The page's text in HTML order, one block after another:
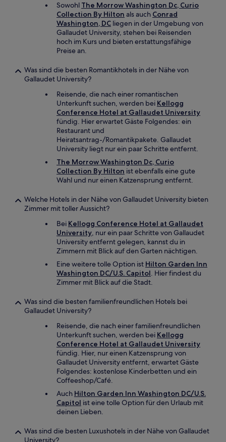
Sowohl The Morrow Washington Dc, Curio
Collection By Hilton als auch Conrad
Washington, DC liegen in der Umgebung von
Gallaudet University, stehen bei Reisenden
hoch im Kurs und bieten erstattungsfähige
Preise an.
Was sind die besten Romantikhotels in der Nähe von
Gallaudet University?
Reisende, die nach einer romantischen
Unterkunft suchen, werden bei Kellogg
Conference Hotel at Gallaudet University
fündig. Hier erwartet Gäste Folgendes: ein
Restaurant und
Heiratsantrag-/Romantikpakete. Gallaudet
University liegt nur ein paar Schritte entfernt.
The Morrow Washington Dc, Curio
Collection By Hilton ist ebenfalls eine gute
Wahl und nur einen Katzensprung entfernt.
Welche Hotels in der Nähe von Gallaudet University bieten
Zimmer mit toller Aussicht?
Bei Kellogg Conference Hotel at Gallaudet
University, nur ein paar Schritte von Gallaudet
University entfernt gelegen, kannst du in
Zimmern mit Blick auf den Garten nächtigen.
Eine weitere tolle Option ist Hilton Garden Inn
Washington DC/U.S. Capitol. Hier findest du
Zimmer mit Blick auf die Stadt.
Was sind die besten familienfreundlichen Hotels bei
Gallaudet University?
Reisende, die nach einer familienfreundlichen
Unterkunft suchen, werden bei Kellogg
Conference Hotel at Gallaudet University
fündig. Hier, nur einen Katzensprung von
Gallaudet University entfernt, erwartet Gäste
Folgendes: kostenlose Kinderbetten und ein
Coffeeshop/Café.
Auch Hilton Garden Inn Washington DC/U.S.
Capitol ist eine tolle Option für den Urlaub mit
deinen Lieben.
Was sind die besten Luxushotels in der Nähe von Gallaudet
University?